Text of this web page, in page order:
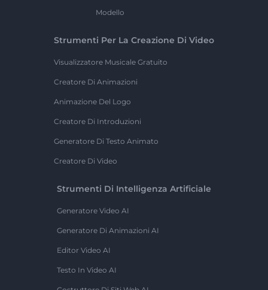
Modello
Strumenti Per La Creazione Di Video
Visualizzatore Musicale Gratuito
Creatore Di Animazioni
Animazione Del Logo
Creatore Di Introduzioni
Generatore Di Testo Animato
Creatore Di Video
Strumenti Di Intelligenza Artificiale
Generatore Video AI
Generatore Di Animazioni AI
Editor Video AI
Testo In Video AI